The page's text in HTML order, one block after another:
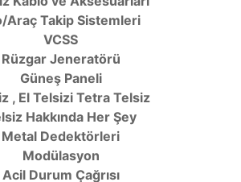
Araç Takip Sistemleri
VCSS
Rüzgar Jeneratörü
Güneş Paneli
, El Telsizi Tetra Telsiz
Hakkında Her Şey
Metal Dedektörleri
Modülasyon
Acil Durum Çağrısı